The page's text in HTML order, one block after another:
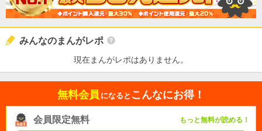
みんなのまんがレポ
現在まんがレポはありません。
無料会員 になると こんなにお得！
会員限定無料 もっと無料が読める！